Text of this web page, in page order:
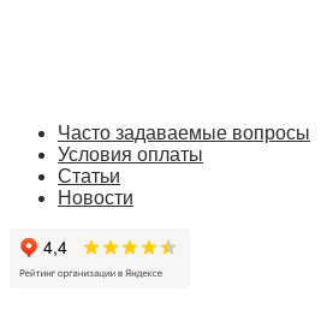
Часто задаваемые вопросы
Условия оплаты
Статьи
Новости